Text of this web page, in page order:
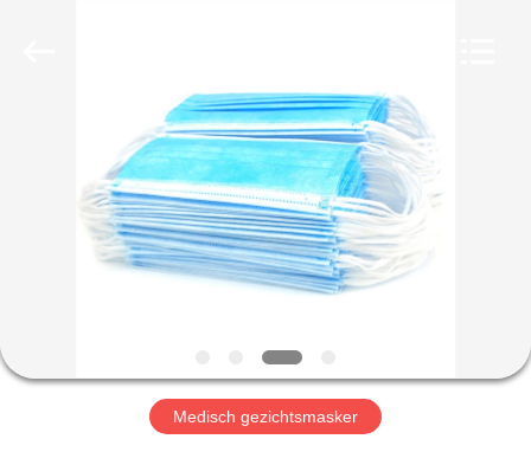
PRODUCTEN
ONGEVEER
FABRIEKSREIS
Medisch gezichtsmasker